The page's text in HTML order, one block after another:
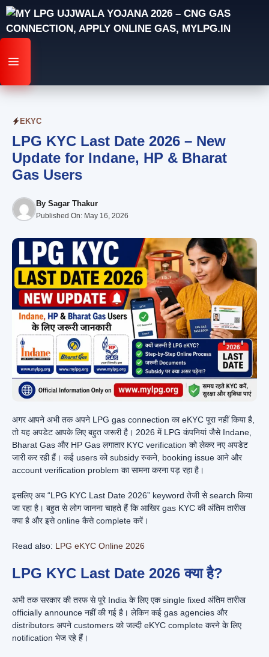
Skip
to
content
MENU
EKYC
LPG KYC Last Date 2026 – New
Update for Indane, HP & Bharat
Gas Users
By Sagar Thakur
Published On: May 16, 2026
अगर आपने अभी तक अपने LPG gas connection का eKYC पूरा नहीं किया है,
तो यह अपडेट आपके लिए बहुत जरूरी है। 2026 में LPG कंपनियां जैसे Indane,
Bharat Gas और HP Gas लगातार KYC verification को लेकर नए अपडेट
जारी कर रही हैं। कई users को subsidy रुकने, booking issue आने और
account verification problem का सामना करना पड़ रहा है।
इसलिए अब “LPG KYC Last Date 2026” keyword तेजी से search किया
जा रहा है। बहुत से लोग जानना चाहते हैं कि आखिर gas KYC की अंतिम तारीख
क्या है और इसे online कैसे complete करें।
Read also: LPG eKYC Online 2026
LPG KYC Last Date 2026 क्या है?
अभी तक सरकार की तरफ से पूरे India के लिए एक single fixed अंतिम तारीख
officially announce नहीं की गई है। लेकिन कई gas agencies और
distributors अपने customers को जल्दी eKYC complete करने के लिए
notification भेज रहे हैं।